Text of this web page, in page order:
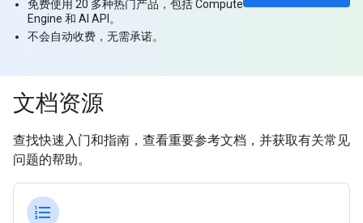
免费使用 20 多种热门产品，包括 Compute
Engine 和 AI API。
不会自动收费，无需承诺。
文档资源
查找快速入门和指南，查看重要参考文档，并获取有关常见
问题的帮助。
format_list_numbered